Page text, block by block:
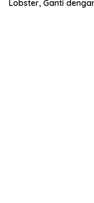
Lobster, Ganti